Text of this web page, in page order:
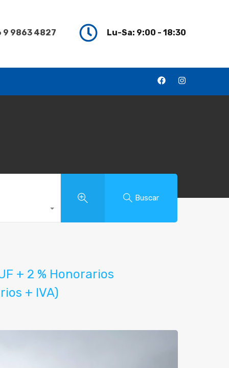
9 9863 4827 Lu-Sa: 9:00 - 18:30
Buscar
+ 2 % Honorarios
+ IVA)